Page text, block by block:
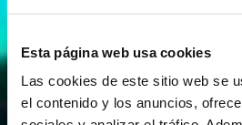
Esta página web usa cookies
Las cookies de este sitio web se
el contenido y los anuncios,